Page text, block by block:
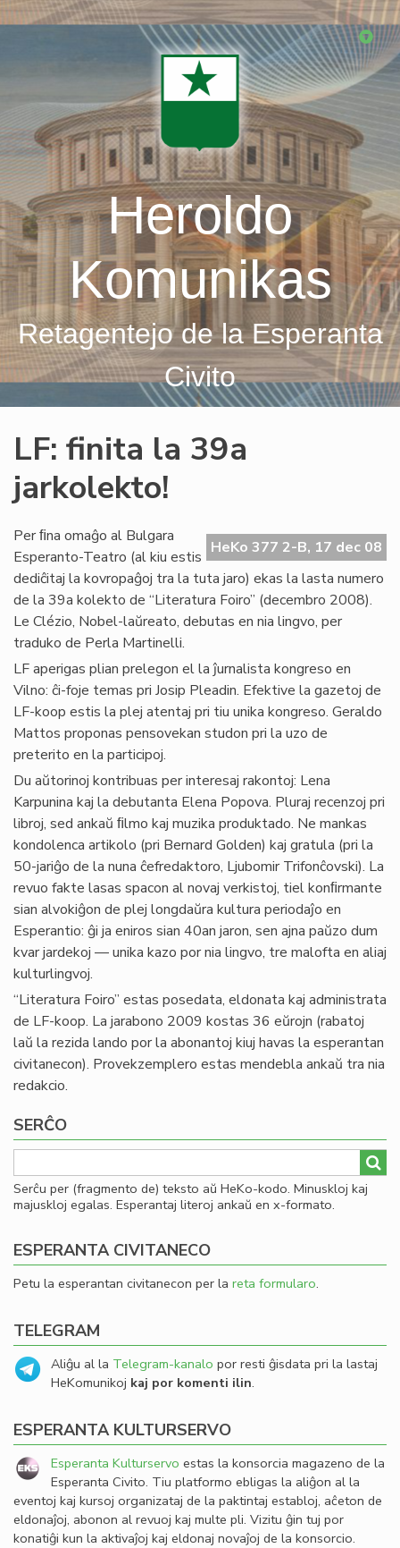
Skip
Heroldo
Komunikas
Retagentejo de la Esperanta
Civito
LF: finita la 39a
jarkolekto!
HeKo 377 2-B, 17 dec 08
Per ﬁna omaĝo al Bulgara
Esperanto-Teatro (al kiu estis
dediĉitaj la kovropaĝoj tra la tuta jaro) ekas la lasta numero
de la 39a kolekto de “Literatura Foiro” (decembro 2008).
Le Clézio, Nobel-laŭreato, debutas en nia lingvo, per
traduko de Perla Martinelli.
LF aperigas plian prelegon el la ĵurnalista kongreso en
Vilno: ĉi-foje temas pri Josip Pleadin. Efektive la gazetoj de
LF-koop estis la plej atentaj pri tiu unika kongreso. Geraldo
Mattos proponas pensovekan studon pri la uzo de
preterito en la participoj.
Du aŭtorinoj kontribuas per interesaj rakontoj: Lena
Karpunina kaj la debutanta Elena Popova. Pluraj recenzoj pri
libroj, sed ankaŭ ﬁlmo kaj muzika produktado. Ne mankas
kondolenca artikolo (pri Bernard Golden) kaj gratula (pri la
50-jariĝo de la nuna ĉefredaktoro, Ljubomir Trifonĉovski). La
revuo fakte lasas spacon al novaj verkistoj, tiel konﬁrmante
sian alvokiĝon de plej longdaŭra kultura periodaĵo en
Esperantio: ĝi ja eniros sian 40an jaron, sen ajna paŭzo dum
kvar jardekoj — unika kazo por nia lingvo, tre malofta en aliaj
kulturlingvoj.
“Literatura Foiro” estas posedata, eldonata kaj administrata
de LF-koop. La jarabono 2009 kostas 36 eŭrojn (rabatoj
laŭ la rezida lando por la abonantoj kiuj havas la esperantan
civitanecon). Provekzemplero estas mendebla ankaŭ tra nia
redakcio.
SERĈO
Serĉu per (fragmento de) teksto aŭ HeKo-kodo. Minuskloj kaj
majuskloj egalas. Esperantaj literoj ankaŭ en x-formato.
ESPERANTA CIVITANECO
Petu la esperantan civitanecon per la reta formularo.
TELEGRAM
Aliĝu al la Telegram-kanalo por resti ĝisdata pri la lastaj
HeKomunikoj kaj por komenti ilin.
ESPERANTA KULTURSERVO
Esperanta Kulturservo estas la konsorcia magazeno de la
Esperanta Civito. Tiu platformo ebligas la aliĝon al la
eventoj kaj kursoj organizataj de la paktintaj establoj, aĉeton de
eldonaĵoj, abonon al revuoj kaj multe pli. Vizitu ĝin tuj por
konatiĝi kun la aktivaĵoj kaj eldonaj novaĵoj de la konsorcio.